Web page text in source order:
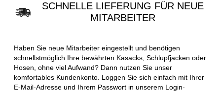
SCHNELLE LIEFERUNG FÜR NEUE
MITARBEITER
Haben Sie neue Mitarbeiter eingestellt und benötigen
schnellstmöglich Ihre bewährten Kasacks, Schlupfjacken oder
Hosen, ohne viel Aufwand? Dann nutzen Sie unser
komfortables Kundenkonto. Loggen Sie sich einfach mit Ihrer
E-Mail-Adresse und Ihrem Passwort in unserem Login-